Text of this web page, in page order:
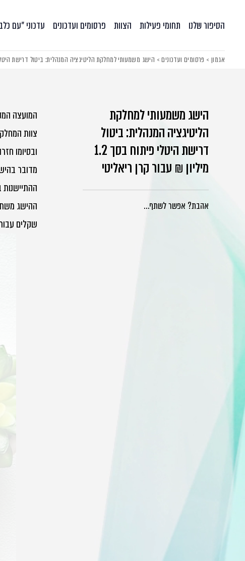
הסיפור שלנו תחומי פעילות הצוות פרסומים ועדכונים עדכוני ״עם
אגמון > פרסומים ועדכונים> הישג משמעותי למחלקת הליטיגציה המנהלית: ביטול דרישת היטלי פיתוח בסך 1.2 מיליון ₪
הישג משמעותי למחלקת
הליטיגציה המנהלית: ביטול
דרישת היטלי פיתוח בסך 1.2
מיליון ₪ עבור קרן ריאליטי
אהבת? אפשר לשתף…
המועצה המקומית
צוות
ובסיומו
מדובר
ההתיישנות
ההישג
שקלים